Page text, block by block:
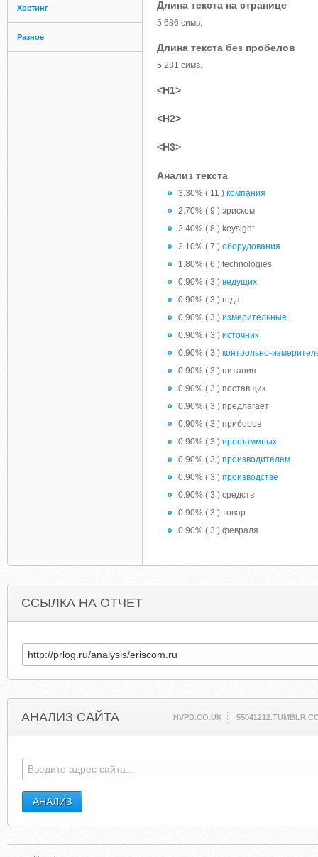
Хостинг
Разное
Длина текста на странице
5 686 симв.
Длина текста без пробелов
5 281 симв.
<H1>
<H2>
<H3>
Анализ текста
3.30% ( 11 ) компания
2.70% ( 9 ) эриском
2.40% ( 8 ) keysight
2.10% ( 7 ) оборудования
1.80% ( 6 ) technologies
0.90% ( 3 ) ведущих
0.90% ( 3 ) года
0.90% ( 3 ) измерительные
0.90% ( 3 ) источник
0.90% ( 3 ) контрольно-
0.90% ( 3 ) питания
0.90% ( 3 ) поставщик
0.90% ( 3 ) предлагает
0.90% ( 3 ) приборов
0.90% ( 3 ) программных
0.90% ( 3 ) производителем
0.90% ( 3 ) производстве
0.90% ( 3 ) средств
0.90% ( 3 ) товар
0.90% ( 3 ) февраля
ССЫЛКА НА ОТЧЕТ
АНАЛИЗ САЙТА HVPD.CO.UK